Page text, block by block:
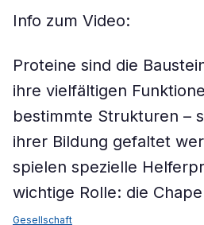
Info zum Video:
Proteine sind die
ihre vielfältigen
bestimmte Strukturen –
ihrer Bildung gefaltet
spielen spezielle
wichtige Rolle: die
Gesellschaft